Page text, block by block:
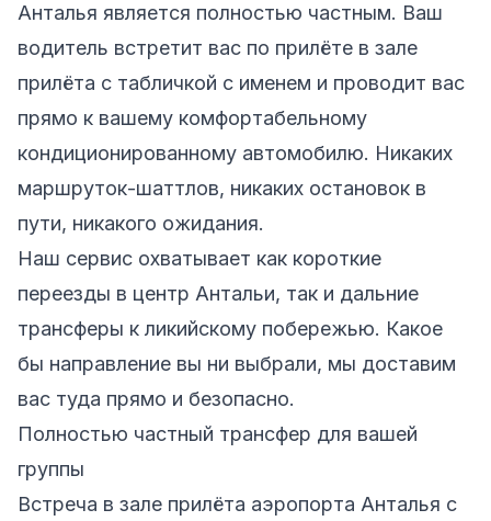
Анталья является полностью частным. Ваш
водитель встретит вас по прилёте в зале
прилёта с табличкой с именем и проводит вас
прямо к вашему комфортабельному
кондиционированному автомобилю. Никаких
маршруток-шаттлов, никаких остановок в
пути, никакого ожидания.
Наш сервис охватывает как короткие
переезды в центр Антальи, так и дальние
трансферы к ликийскому побережью. Какое
бы направление вы ни выбрали, мы доставим
вас туда прямо и безопасно.
Полностью частный трансфер для вашей
группы
Встреча в зале прилёта аэропорта Анталья с